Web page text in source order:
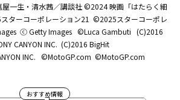
一生・清水茜／講談社 ©2024 映画「はたらく細
ターコーポレーション21 ©2025スターコーポレ
ⓒ Getty Images ©Luca Gambuti (C)2016
CANYON INC. (C)2016 BigHit
INC. ©MotoGP.com ©MotoGP.com
おすすめ情報